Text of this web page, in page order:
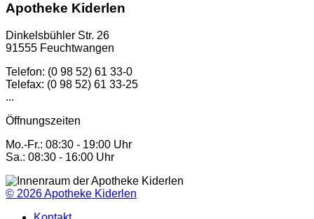
Apotheke Kiderlen
Dinkelsbühler Str. 26
91555 Feuchtwangen
Telefon: (0 98 52) 61 33-0
Telefax: (0 98 52) 61 33-25
...
Öffnungszeiten
Mo.-Fr.: 08:30 - 19:00 Uhr
Sa.: 08:30 - 16:00 Uhr
© 2026Apotheke Kiderlen